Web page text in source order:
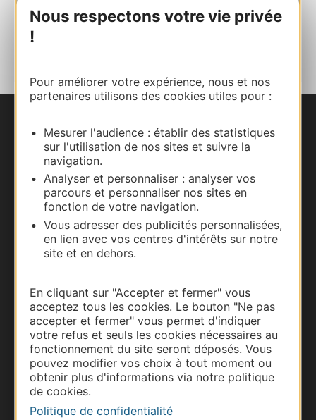
Nous respectons votre vie privée
!
Pour améliorer votre expérience, nous et nos
partenaires utilisons des cookies utiles pour :
Mesurer l'audience : établir des statistiques
sur l'utilisation de nos sites et suivre la
navigation.
Analyser et personnaliser : analyser vos
parcours et personnaliser nos sites en
fonction de votre navigation.
Vous adresser des publicités personnalisées,
en lien avec vos centres d'intérêts sur notre
site et en dehors.
En cliquant sur "Accepter et fermer" vous
acceptez tous les cookies. Le bouton "Ne pas
accepter et fermer" vous permet d'indiquer
votre refus et seuls les cookies nécessaires au
fonctionnement du site seront déposés. Vous
pouvez modifier vos choix à tout moment ou
obtenir plus d'informations via notre politique
de cookies.
Politique de confidentialité
Nous contacter
Carte interactive
Documentation
Thermalisme
Business/Mice
Pros d'Occitanie